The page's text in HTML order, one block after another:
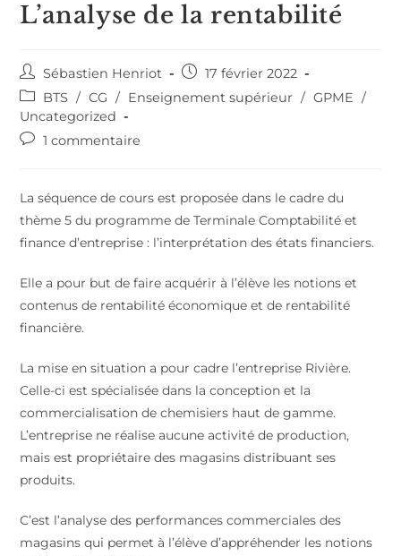
L’analyse de la rentabilité
Sébastien Henriot
17 février 2022
BTS / CG / Enseignement supérieur / GPME /
Uncategorized
1 commentaire
La séquence de cours est proposée dans le cadre du
thème 5 du programme de Terminale Comptabilité et
finance d’entreprise : l’interprétation des états financiers.
Elle a pour but de faire acquérir à l’élève les notions et
contenus de rentabilité économique et de rentabilité
financière.
La mise en situation a pour cadre l’entreprise Rivière.
Celle-ci est spécialisée dans la conception et la
commercialisation de chemisiers haut de gamme.
L’entreprise ne réalise aucune activité de production,
mais est propriétaire des magasins distribuant ses
produits.
C’est l’analyse des performances commerciales des
magasins qui permet à l’élève d’appréhender les notions